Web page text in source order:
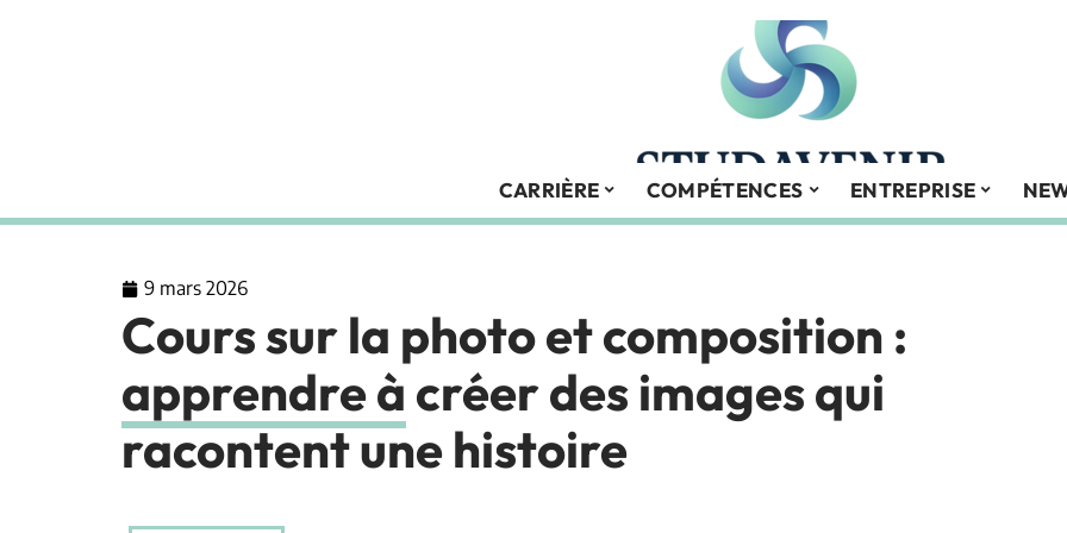
CARRIÈRE COMPÉTENCES ENTREPRISE
9 mars 2026
Cours sur la photo et composition :
apprendre à créer des images qui
racontent une histoire